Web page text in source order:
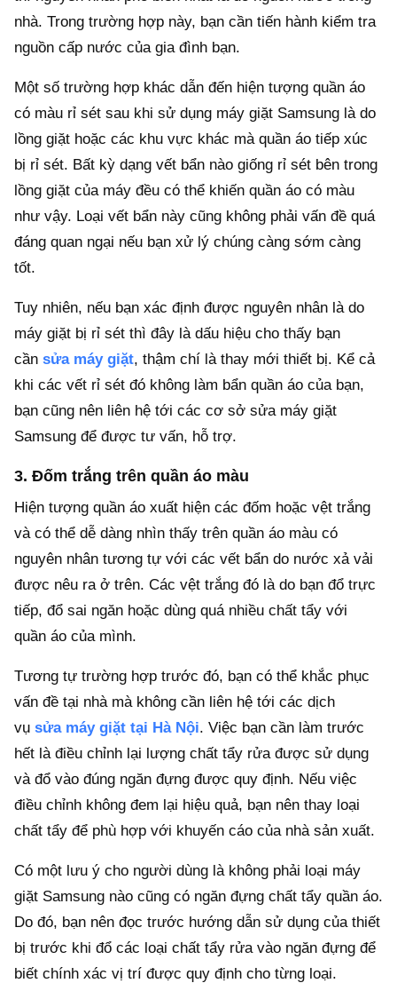
nhà. Trong trường hợp này, bạn cần tiến hành kiểm tra
nguồn cấp nước của gia đình bạn.
Một số trường hợp khác dẫn đến hiện tượng quần áo
có màu rỉ sét sau khi sử dụng máy giặt Samsung là do
lồng giặt hoặc các khu vực khác mà quần áo tiếp xúc
bị rỉ sét. Bất kỳ dạng vết bẩn nào giống rỉ sét bên trong
lồng giặt của máy đều có thể khiến quần áo có màu
như vậy. Loại vết bẩn này cũng không phải vấn đề quá
đáng quan ngại nếu bạn xử lý chúng càng sớm càng
tốt.
Tuy nhiên, nếu bạn xác định được nguyên nhân là do
máy giặt bị rỉ sét thì đây là dấu hiệu cho thấy bạn
cần sửa máy giặt, thậm chí là thay mới thiết bị. Kể cả
khi các vết rỉ sét đó không làm bẩn quần áo của bạn,
bạn cũng nên liên hệ tới các cơ sở sửa máy giặt
Samsung để được tư vấn, hỗ trợ.
3. Đốm trắng trên quần áo màu
Hiện tượng quần áo xuất hiện các đốm hoặc vệt trắng
và có thể dễ dàng nhìn thấy trên quần áo màu có
nguyên nhân tương tự với các vết bẩn do nước xả vải
được nêu ra ở trên. Các vệt trắng đó là do bạn đổ trực
tiếp, đổ sai ngăn hoặc dùng quá nhiều chất tẩy với
quần áo của mình.
Tương tự trường hợp trước đó, bạn có thể khắc phục
vấn đề tại nhà mà không cần liên hệ tới các dịch
vụ sửa máy giặt tại Hà Nội. Việc bạn cần làm trước
hết là điều chỉnh lại lượng chất tẩy rửa được sử dụng
và đổ vào đúng ngăn đựng được quy định. Nếu việc
điều chỉnh không đem lại hiệu quả, bạn nên thay loại
chất tẩy để phù hợp với khuyến cáo của nhà sản xuất.
Có một lưu ý cho người dùng là không phải loại máy
giặt Samsung nào cũng có ngăn đựng chất tẩy quần áo.
Do đó, bạn nên đọc trước hướng dẫn sử dụng của thiết
bị trước khi đổ các loại chất tẩy rửa vào ngăn đựng để
biết chính xác vị trí được quy định cho từng loại.